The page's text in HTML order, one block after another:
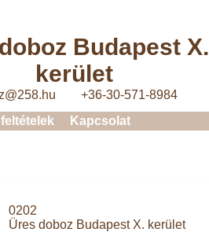
Budapest X.
kerület
+36-30-571-8984
Kapcsolat
0202
Üres doboz Budapest X. kerület